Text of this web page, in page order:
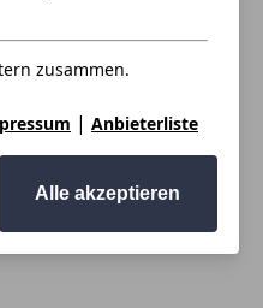
zusammen.
| Anbieterliste
Alle akzeptieren